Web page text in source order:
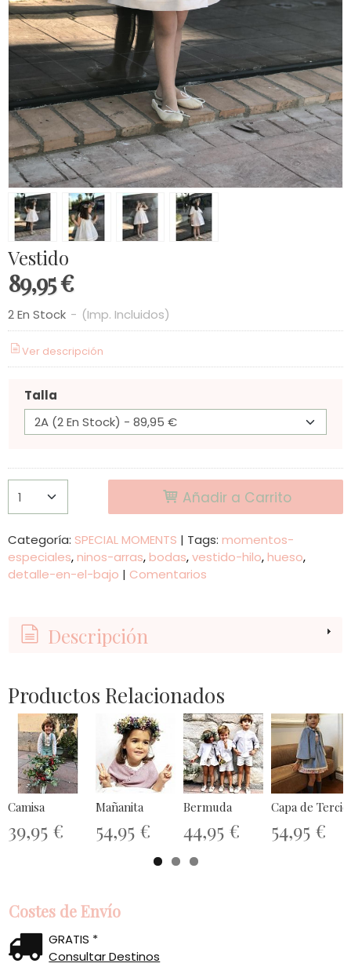
Costes de Envío
GRATIS *
Consultar Destinos
Vestido
89,95 €
2 En Stock - (Imp. Incluidos)
Ver descripción
Talla
Añadir a Carrito
Categoría: SPECIAL MOMENTS | Tags: momentos-
especiales ninos-arras bodas vestido-hilo hueso
detalle-en-el-bajo | Comentarios
Descripción
Productos Relacionados
Camisa
39,95 €
Mañanita
54,95 €
Bermuda
44,95 €
Capa de
54,95 €